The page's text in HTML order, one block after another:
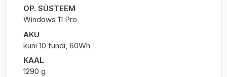
OP. SÜSTEEM
Windows 11 Pro
AKU
kuni 10 tundi, 60Wh
KAAL
1290 g